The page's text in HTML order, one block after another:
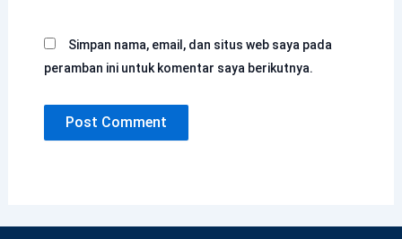
Simpan nama, email, dan situs web saya pada
peramban ini untuk komentar saya berikutnya.